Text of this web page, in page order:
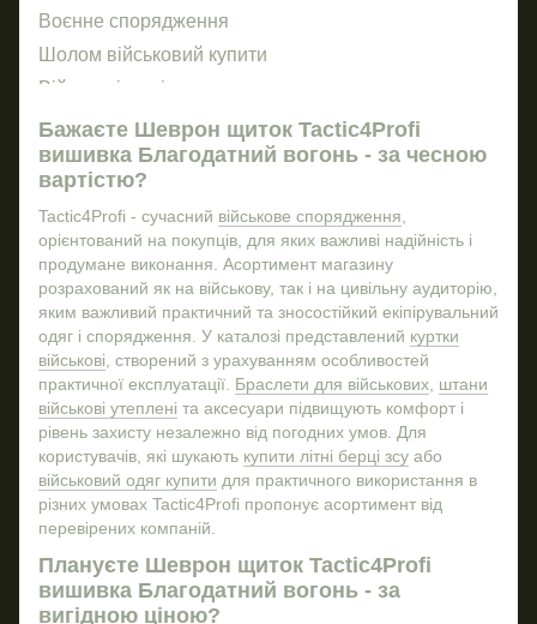
Воєнне спорядження
Шолом військовий купити
Військові ножі купити
Тактичні очки ціна
Військова панама купити
Пояс тактичний купити
Берці літні зсу купити
Купити підсумок для турнікету
Панами військові купити
Сбу шеврон
Тактична куртка купити
Мультіінструмент
Берці зимові зсу купити
Група крові шеврон
Жилетка тактична
Тактичні ліхтарі
Футболка військова
Тактичні військові окуляри
Бажаєте Шеврон щиток Tactic4Profi
вишивка Благодатний вогонь - за чесною
вартістю?
Tactic4Profi - сучасний військове спорядження
орієнтований на покупців, для яких важливі надійність і
продумане виконання. Асортимент магазину
розрахований як на військову, так і на цивільну аудиторію,
яким важливий практичний та зносостійкий екіпірувальний
одяг і спорядження. У каталозі представлений куртки
військові , створений з урахуванням особливостей
практичної експлуатації. Браслети для військових штани
військові утеплені та аксесуари підвищують комфорт і
рівень захисту незалежно від погодних умов. Для
користувачів, які шукають купити літні берці зсу або
військовий одяг купити для практичного використання в
різних умовах Tactic4Profi пропонує асортимент від
перевірених компаній.
Плануєте Шеврон щиток Tactic4Profi
вишивка Благодатний вогонь - за
вигідною ціною?